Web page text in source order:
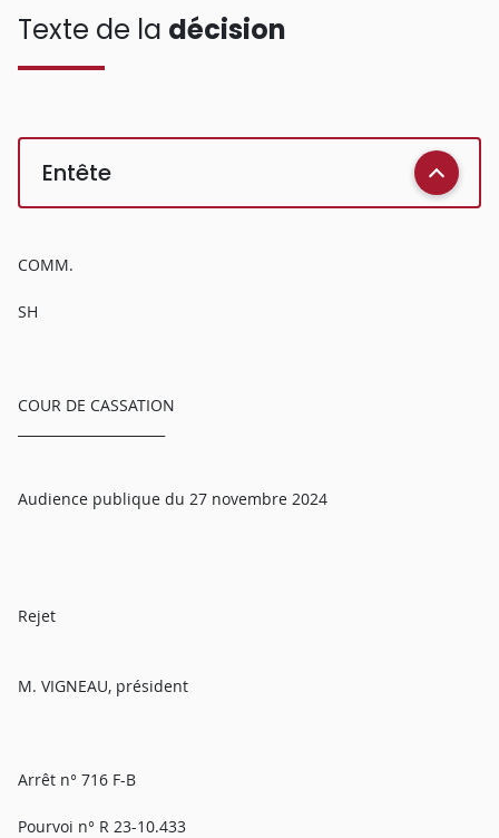
Texte de la décision
Entête
COMM.
SH
COUR DE CASSATION
Audience publique du 27 novembre 2024
Rejet
M. VIGNEAU, président
Arrêt n° 716 F-B
Pourvoi n° R 23-10.433